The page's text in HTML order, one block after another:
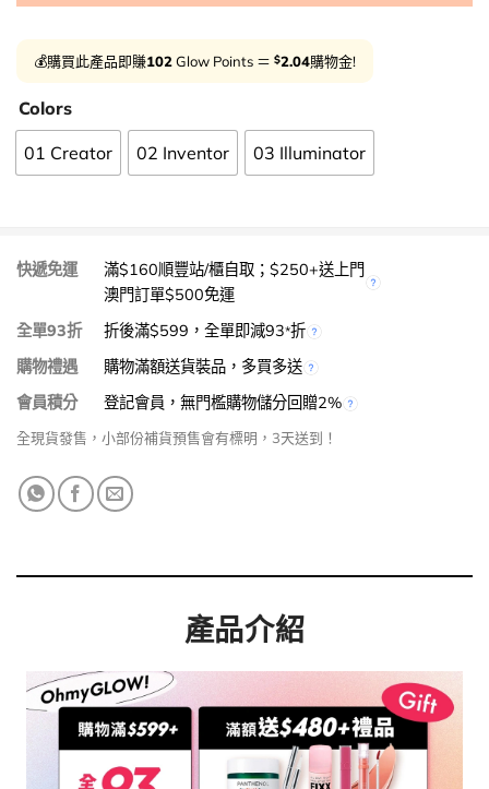
💰購買此產品即賺102Glow Points ＝ $2.04購物金!
Colors
01 Creator 02 Inventor 03 Illuminator
快遞免運
滿$160順豐站/櫃自取；$250+送上門
澳門訂單$500免運
全單93折
折後滿$599，全單即減93*折
購物禮遇
購物滿額送貨裝品，多買多送
會員積分
登記會員，無門檻購物儲分回贈2%
全現貨發售，小部份補貨預售會有標明，3天送到！
產品介紹